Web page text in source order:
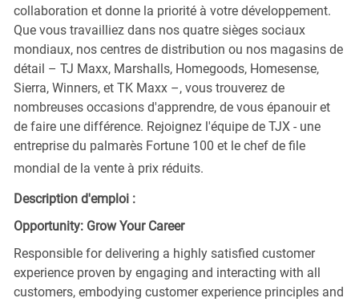
collaboration et donne la priorité à votre développement.
Que vous travailliez dans nos quatre sièges sociaux
mondiaux, nos centres de distribution ou nos magasins de
détail – TJ Maxx, Marshalls, Homegoods, Homesense,
Sierra, Winners, et TK Maxx –, vous trouverez de
nombreuses occasions d'apprendre, de vous épanouir et
de faire une différence. Rejoignez l'équipe de TJX - une
entreprise du palmarès Fortune 100 et le chef de file
mondial de la vente à prix réduits.
Description d'emploi :
Opportunity: Grow Your Career
Responsible for delivering a highly satisfied customer
experience proven by engaging and interacting with all
customers, embodying customer experience principles and